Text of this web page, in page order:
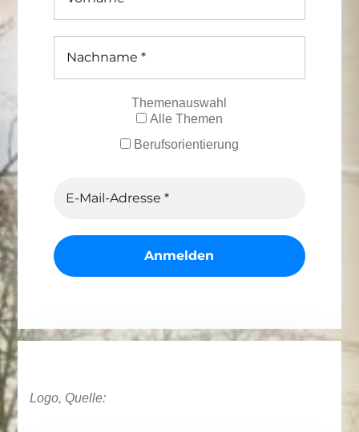
Themenauswahl
Alle Themen
Berufsorientierung
Logo, Quelle: